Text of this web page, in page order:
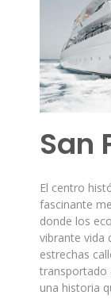
San
El centro
fascinante
donde los
vibrante vida
estrechas
transportado
una historia